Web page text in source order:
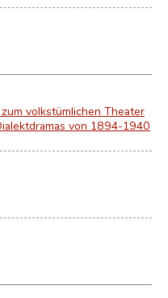
volkstümlichen Theater
von 1894-1940